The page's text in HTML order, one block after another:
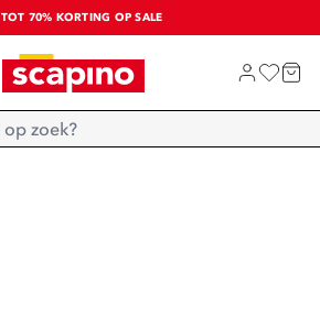
TOT 70% KORTING OP SALE
SALE: LAATSTE KANS!
SHOP NIEUW
Home